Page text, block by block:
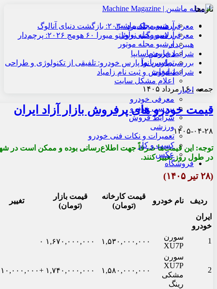
آرشیو مجله ماشین
آرشیو مجله نوآور
آرشیو مجله موتور
درباره ما
تماس با ما
تبلیغات
اعلام مشکل سایت
اخبار
معرفی خودرو
بررسی خودرو
شرایط فروش
ورزشی
تعمیرات و نکات فنی خودرو
کسب و کار
عکس
فروشگاه
تازه‌ها
معرفی هنسی بلک‌برد ۲۰۳۰: بازگشت دنیای آنالوگ
معرفی لامبورگینی روئلتو میورا ۶۰ هومج ۲۰۲۶: پرچم‌دار
هیبریدی
شرایط فروش سایپا
بررسی پارس نوآ پارس خودرو: تلفیقی از تکنولوژی و طراحی
شرایط فروش و ثبت نام زامیاد
جمعه , ۱۶ مرداد ۱۴۰۵
قیمت خودرو های پرفروش بازار آزاد ایران
۱۴۰۵-۰۴-۲۸
توجه: این قیمت‌ها صرفاً جهت اطلاع‌رسانی بوده و ممکن است در
در طول روز تغییر کنند.
(۲۸ تیر ۱۴۰۵)
ردیف نام خودرو
قیمت کارخانه
(تومان)
قیمت بازار
(تومان)
تغییر
ایران
خودرو
1
سورن
XU7P
۱,۵۳۰,۰۰۰,۰۰۰ ۱,۶۷۰,۰۰۰,۰۰۰ ۰
2
سورن
XU7P
مشکی
رینگ
۱,۵۸۰,۰۰۰,۰۰۰ ۱,۷۴۰,۰۰۰,۰۰۰ +۱۰,۰۰۰,۰۰۰